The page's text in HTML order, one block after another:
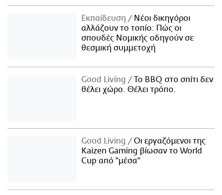
Εκπαίδευση
Νέοι δικηγόροι
αλλάζουν το τοπίο: Πώς οι
σπουδές Νομικής οδηγούν σε
θεσμική συμμετοχή
Good Living
Το BBQ στο σπίτι δεν
θέλει χώρο. Θέλει τρόπο.
Good Living
Οι εργαζόμενοι της
Kaizen Gaming βίωσαν το World
Cup από "μέσα"